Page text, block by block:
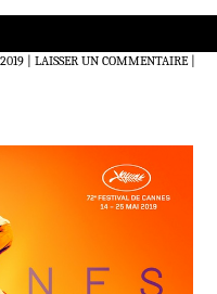
LAISSER UN COMMENTAIRE|